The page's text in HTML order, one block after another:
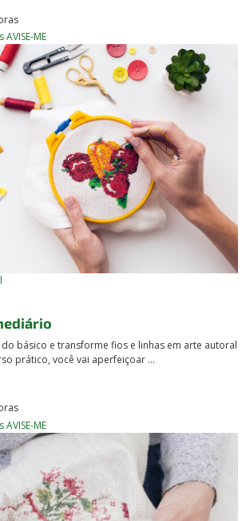
AVISE-ME
básico e transforme fios e linhas em arte autoral
prático, você vai aperfeiçoar ...
AVISE-ME